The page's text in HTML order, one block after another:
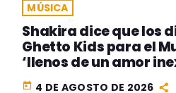
MÚSICA
Shakira dice que los
Ghetto Kids para el
‘llenos de un amor
today 4 DE AGOSTO DE 2026